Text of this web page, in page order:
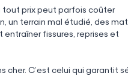
tout prixpeut parfois coûter
un terrain mal étudié, des
entraîner fissures, reprises et
cher. C’est celui qui garantit